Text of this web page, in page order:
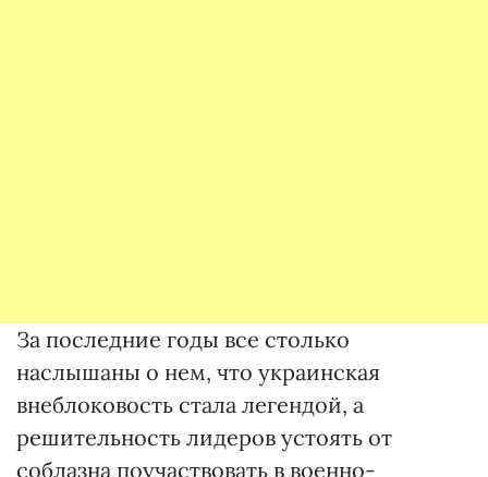
За последние годы все столько
наслышаны о нем, что украинская
внеблоковость стала легендой, а
решительность лидеров устоять от
соблазна поучаствовать в военно-